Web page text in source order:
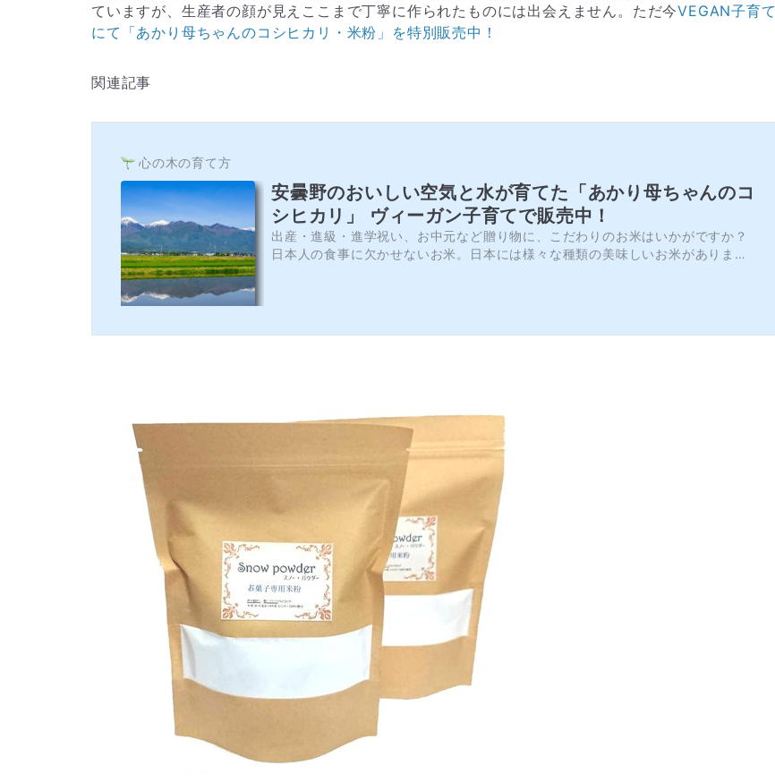
ていますが、生産者の顔が見えここまで丁寧に作られたものには出会えません。ただ今VEGAN子育て
にて「あかり母ちゃんのコシヒカリ・米粉」を特別販売中！
関連記事
心の木の育て方
安曇野のおいしい空気と水が育てた「あかり母ちゃんのコ
シヒカリ」 ヴィーガン子育てで販売中！
出産・進級・進学祝い、お中元など贈り物に、こだわりのお米はいかがですか？
日本人の食事に欠かせないお米。日本には様々な種類の美味しいお米があります